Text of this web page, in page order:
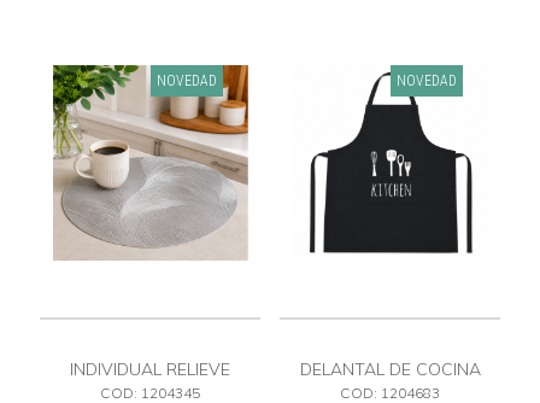
NOVEDAD
INDIVIDUAL RELIEVE
PLATEADO PVC
COD: 1204345
NOVEDAD
DELANTAL DE COCINA
COD: 1204683